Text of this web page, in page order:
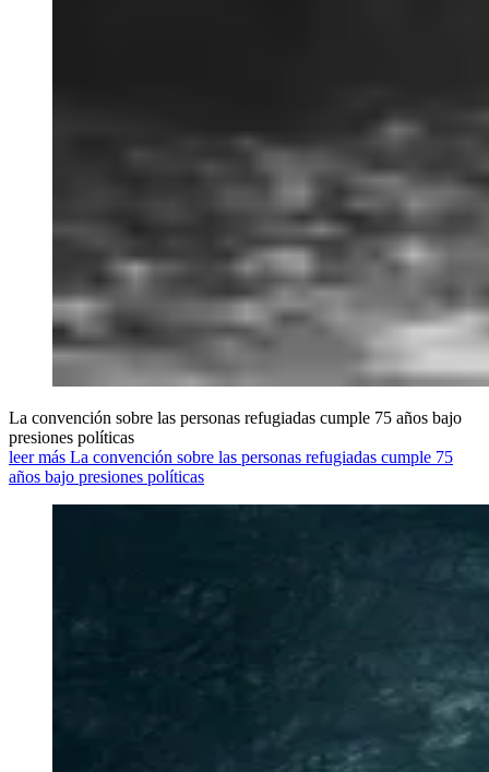
La convención sobre las personas refugiadas cumple 75 años bajo
presiones políticas
leer más La convención sobre las personas refugiadas cumple 75
años bajo presiones políticas